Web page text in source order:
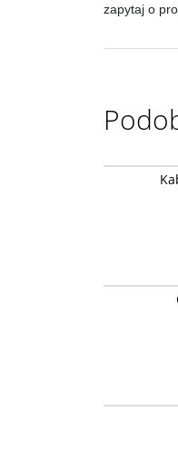
zapytaj o